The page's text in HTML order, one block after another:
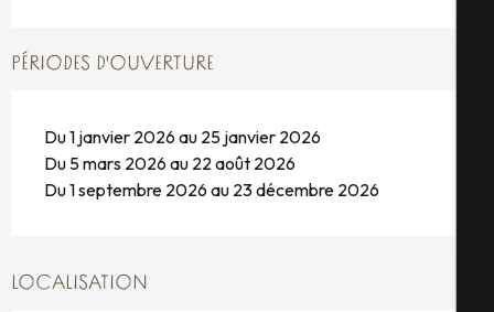
PÉRIODES D'OUVERTURE
Du 1 janvier 2026 au 25 janvier 2026
Du 5 mars 2026 au 22 août 2026
Du 1 septembre 2026 au 23 décembre 2026
LOCALISATION